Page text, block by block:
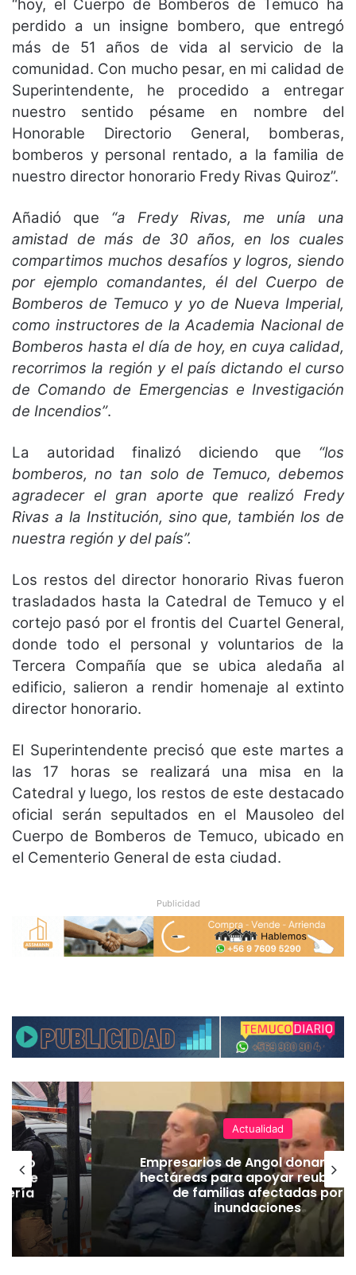
“hoy, el Cuerpo de Bomberos de Temuco ha
perdido a un insigne bombero, que entregó
más de 51 años de vida al servicio de la
comunidad. Con mucho pesar, en mi calidad de
Superintendente, he procedido a entregar
nuestro sentido pésame en nombre del
Honorable Directorio General, bomberas,
bomberos y personal rentado, a la familia de
nuestro director honorario Fredy Rivas Quiroz”.
Añadió que “a Fredy Rivas, me unía una
amistad de más de 30 años, en los cuales
compartimos muchos desafíos y logros, siendo
por ejemplo comandantes, él del Cuerpo de
Bomberos de Temuco y yo de Nueva Imperial,
como instructores de la Academia Nacional de
Bomberos hasta el día de hoy, en cuya calidad,
recorrimos la región y el país dictando el curso
de Comando de Emergencias e Investigación
de Incendios”.
La autoridad finalizó diciendo que “los
bomberos, no tan solo de Temuco, debemos
agradecer el gran aporte que realizó Fredy
Rivas a la Institución, sino que, también los de
nuestra región y del país”.
Los restos del director honorario Rivas fueron
trasladados hasta la Catedral de Temuco y el
cortejo pasó por el frontis del Cuartel General,
donde todo el personal y voluntarios de la
Tercera Compañía que se ubica aledaña al
edificio, salieron a rendir homenaje al extinto
director honorario.
El Superintendente precisó que este martes a
las 17 horas se realizará una misa en la
Catedral y luego, los restos de este destacado
oficial serán sepultados en el Mausoleo del
Cuerpo de Bomberos de Temuco, ubicado en
el Cementerio General de esta ciudad.
Publicidad
de
Actualidad
Empresarios de Angol donan
hectáreas para apoyar
de familias afectadas por
inundaciones